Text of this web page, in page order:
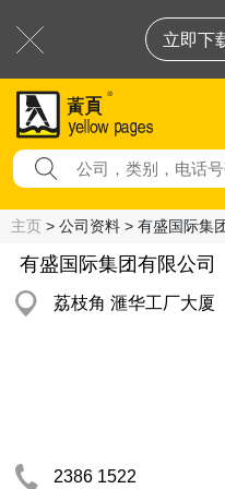
立即下
主页 > 公司资料 > 有盛国际集
有盛国际集团有限公司
荔枝角 滙华工厂大厦
2386 1522